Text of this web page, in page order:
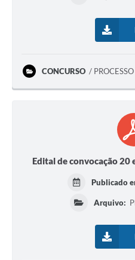
CONCURSO
Edital de convocação 20
Publicado
Arquivo: